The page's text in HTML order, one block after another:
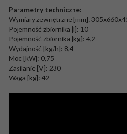
Parametry techniczne:
Wymiary zewnętrzne [mm]:
Pojemność zbiornika [l]: 10
Pojemność zbiornika [kg]: 4,2
Wydajność [kg/h]: 8,4
Moc [kW]: 0,75
Zasilanie [V]: 230
Waga [kg]: 42